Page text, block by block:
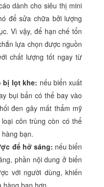
dành cho siêu thị mini
để sửa chữa bởi lượng
Vì vậy, để hạn chế tổn
lựa chọn được nguồn
chất lượng tốt ngay từ
bị lọt khe: nếu biển xuất
bụi bẩn có thể bay vào
đen gây mất thẩm mỹ
côn trùng còn có thể
bạn.
để hở sáng: nếu biển
phần nội dung ở biển
với người dùng, khiến